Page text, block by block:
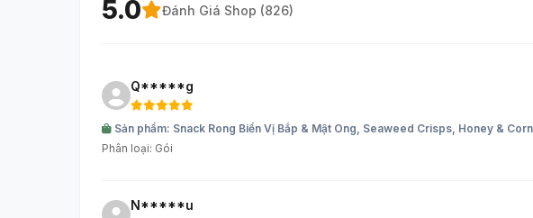
5.0 Đánh Giá Shop (826)
Q*****g
Sản phẩm: Snack Rong Biển Vị Bắp & Mật Ong, Seaweed Crisps, Honey &
Phân loại: Gói
N*****u